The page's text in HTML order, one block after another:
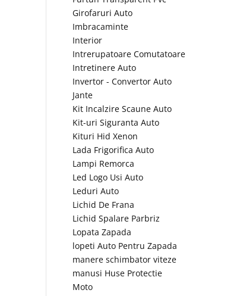
Girofaruri Auto
Imbracaminte
Interior
Intrerupatoare Comutatoare
Intretinere Auto
Invertor - Convertor Auto
Jante
Kit Incalzire Scaune Auto
Kit-uri Siguranta Auto
Kituri Hid Xenon
Lada Frigorifica Auto
Lampi Remorca
Led Logo Usi Auto
Leduri Auto
Lichid De Frana
Lichid Spalare Parbriz
Lopata Zapada
lopeti Auto Pentru Zapada
manere schimbator viteze
manusi Huse Protectie
Moto